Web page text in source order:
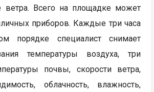
ветра. Всего на площадке может
приборов. Каждые три часа
порядке специалист снимает
температуры воздуха, три
почвы, скорости ветра,
облачность, влажность,